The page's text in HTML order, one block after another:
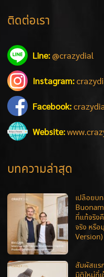
ติดต่อเรา
Line: @crazydial
Instagram:
Facebook:
Website:
บทความล่าสุด
เปลือยบ
ที่แท้จริง
จริง หรือ
Version)
สัมผัสแร